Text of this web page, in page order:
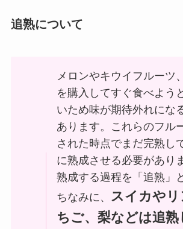
追熟について
メロンやキウイフルーツ
を購入してすぐ食べよう
いため味が期待外れにな
あります。これらのフル
された時点でまだ完熟し
に熟成させる必要があり
熟成する過程を「追熟」
ちなみに、 スイカや
ちご、梨などは追